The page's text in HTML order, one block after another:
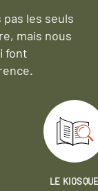
les seuls
mais nous
font
LE